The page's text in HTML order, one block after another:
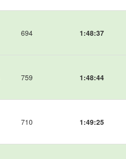
694 1:48:37
759 1:48:44
710 1:49:25